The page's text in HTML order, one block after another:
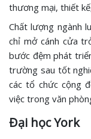
thương mại, thiết
Chất lượng ngành
chỉ mở cánh cửa
bước đệm phát
trường sau tốt
các tổ chức cộng
việc trong văn
Đại học York